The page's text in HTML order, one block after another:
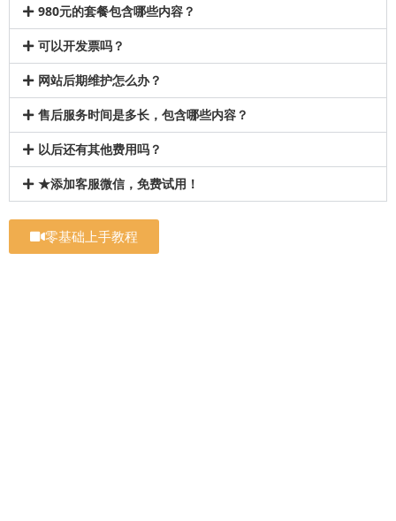
980元的套餐包含哪些内容？
可以开发票吗？
网站后期维护怎么办？
售后服务时间是多长，包含哪些内容？
以后还有其他费用吗？
★添加客服微信，免费试用！
零基础上手教程